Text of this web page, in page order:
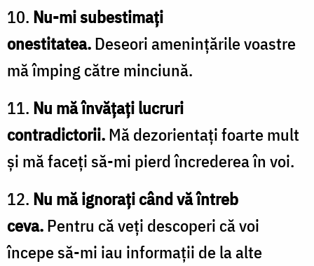
10. Nu-mi subestimați
onestitatea.Deseori amenințările voastre
mă împing către minciună.
11. Nu mă învățați lucruri
contradictorii.Mă dezorientați foarte mult
și mă faceți să-mi pierd încrederea în voi.
12. Nu mă ignorați când vă întreb
ceva.Pentru că veți descoperi că voi
începe să-mi iau informații de la alte